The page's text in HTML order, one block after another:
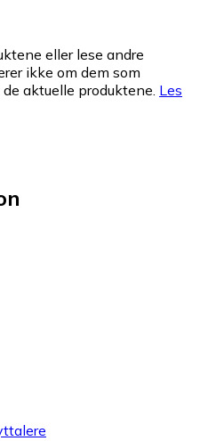
eller lese andre
ikke om dem som
aktuelle produktene. Les